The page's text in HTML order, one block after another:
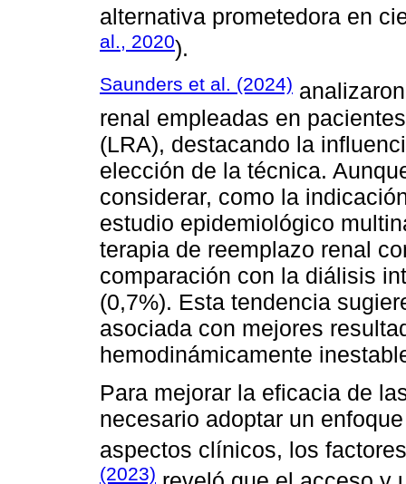
alternativa prometedora en
al., 2020).
Saunders et al. (2024)
renal empleadas en
(LRA), destacando la
elección de la técnica.
considerar, como la
estudio epidemiológico
terapia de reemplazo renal
comparación con la diálisis
(0,7%). Esta tendencia
asociada con mejores
hemodinámicamente
Para mejorar la eficacia de
necesario adoptar un
aspectos clínicos, los
(2023)